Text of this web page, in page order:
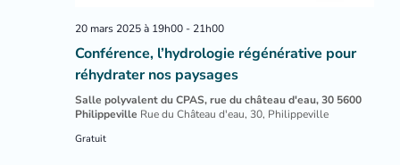
20 mars 2025 à 19h00- 21h00
Conférence, l’hydrologie régénérative pour
réhydrater nos paysages
Salle polyvalent du CPAS, rue du château d'eau, 30 5600
Philippeville Rue du Château d'eau, 30, Philippeville
Gratuit